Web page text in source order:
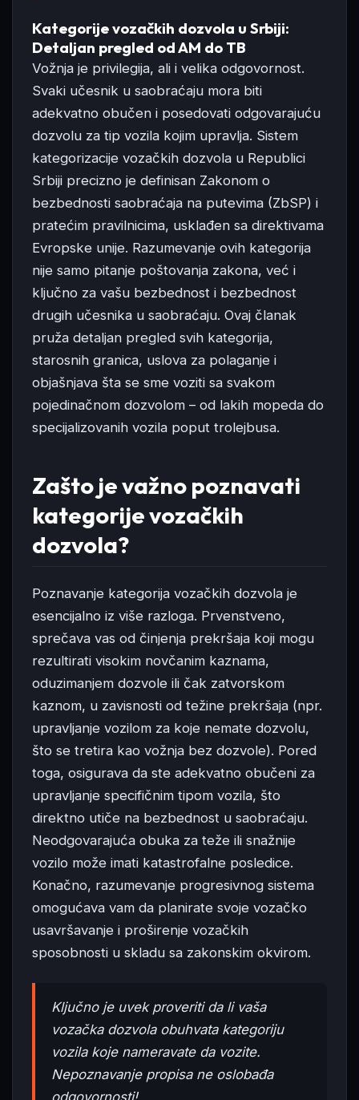
Kategorije vozačkih dozvola u Srbiji:
Detaljan pregled od AM do TB
Vožnja je privilegija, ali i velika odgovornost.
Svaki učesnik u saobraćaju mora biti
adekvatno obučen i posedovati odgovarajuću
dozvolu za tip vozila kojim upravlja. Sistem
kategorizacije vozačkih dozvola u Republici
Srbiji precizno je definisan Zakonom o
bezbednosti saobraćaja na putevima (ZbSP) i
pratećim pravilnicima, usklađen sa direktivama
Evropske unije. Razumevanje ovih kategorija
nije samo pitanje poštovanja zakona, već i
ključno za vašu bezbednost i bezbednost
drugih učesnika u saobraćaju. Ovaj članak
pruža detaljan pregled svih kategorija,
starosnih granica, uslova za polaganje i
objašnjava šta se sme voziti sa svakom
pojedinačnom dozvolom – od lakih mopeda do
specijalizovanih vozila poput trolejbusa.
Zašto je važno poznavati
kategorije vozačkih
dozvola?
Poznavanje kategorija vozačkih dozvola je
esencijalno iz više razloga. Prvenstveno,
sprečava vas od činjenja prekršaja koji mogu
rezultirati visokim novčanim kaznama,
oduzimanjem dozvole ili čak zatvorskom
kaznom, u zavisnosti od težine prekršaja (npr.
upravljanje vozilom za koje nemate dozvolu,
što se tretira kao vožnja bez dozvole). Pored
toga, osigurava da ste adekvatno obučeni za
upravljanje specifičnim tipom vozila, što
direktno utiče na bezbednost u saobraćaju.
Neodgovarajuća obuka za teže ili snažnije
vozilo može imati katastrofalne posledice.
Konačno, razumevanje progresivnog sistema
omogućava vam da planirate svoje vozačko
usavršavanje i proširenje vozačkih
sposobnosti u skladu sa zakonskim okvirom.
Ključno je uvek proveriti da li vaša
vozačka dozvola obuhvata kategoriju
vozila koje nameravate da vozite.
Nepoznavanje propisa ne oslobađa
odgovornosti!